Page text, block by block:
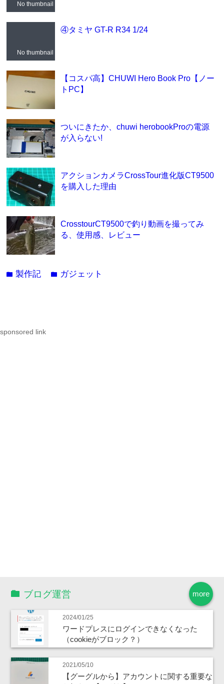
No thumbnail
No thumbnail
④タミヤ GT-R R34 1/24
【コスパ高】CHUWI Hero Book Pro【ノー
トPC】
ついにきたか、chuwi herobookProの電源
が入らない!
アクションカメラCrossTour進化版CT9500
を購入した理由
CrosstourCT9500で釣り動画を撮ってみ
る、使用感、レビュー
folder製作記 folder ガジェット
sponsored link
more
ブログ運営
2024/01/25
ワードプレスにログインできなくなった
（cookieがブロック？）
2021/05/10
【グーグルから】アカウントに関する重要な